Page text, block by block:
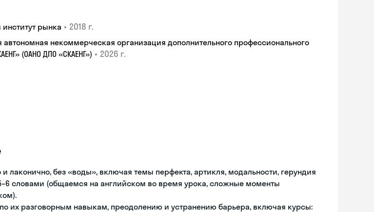
рынка • 2018 г.
автономная некоммерческая организация дополнительного профессионального
(ОАНО ДПО «СКАЕНГ») • 2026 г.
лаконично, без «воды», включая темы перфекта, артикля, модальности, герундия
словами (общаемся на английском во время урока, сложные моменты
их разговорным навыкам, преодолению и устранению барьера, включая курсы: